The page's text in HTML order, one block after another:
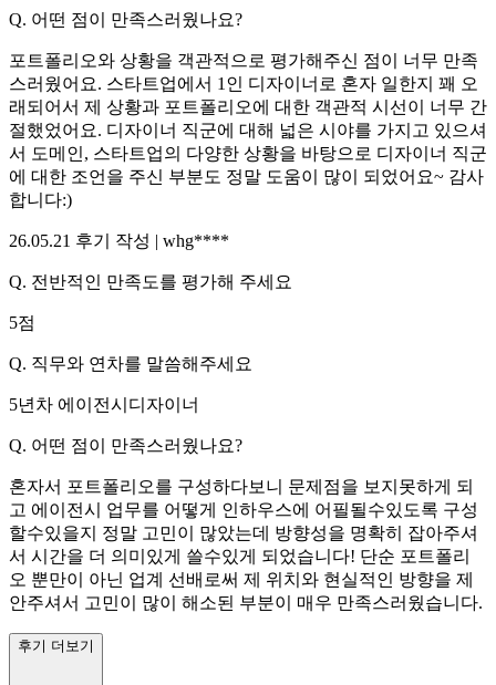
Q. 어떤 점이 만족스러웠나요?
포트폴리오와 상황을 객관적으로 평가해주신 점이 너무 만족
스러웠어요. 스타트업에서 1인 디자이너로 혼자 일한지 꽤 오
래되어서 제 상황과 포트폴리오에 대한 객관적 시선이 너무 간
절했었어요. 디자이너 직군에 대해 넓은 시야를 가지고 있으셔
서 도메인, 스타트업의 다양한 상황을 바탕으로 디자이너 직군
에 대한 조언을 주신 부분도 정말 도움이 많이 되었어요~ 감사
합니다:)
26.05.21 후기 작성 | whg****
Q. 전반적인 만족도를 평가해 주세요
5점
Q. 직무와 연차를 말씀해주세요
5년차 에이전시디자이너
Q. 어떤 점이 만족스러웠나요?
혼자서 포트폴리오를 구성하다보니 문제점을 보지못하게 되
고 에이전시 업무를 어떻게 인하우스에 어필될수있도록 구성
할수있을지 정말 고민이 많았는데 방향성을 명확히 잡아주셔
서 시간을 더 의미있게 쓸수있게 되었습니다! 단순 포트폴리
오 뿐만이 아닌 업계 선배로써 제 위치와 현실적인 방향을 제
안주셔서 고민이 많이 해소된 부분이 매우 만족스러웠습니다.
후기 더보기